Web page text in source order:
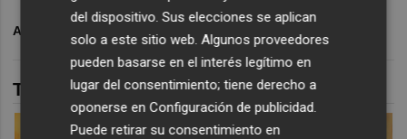
ARCHIVADO EN
TAMBIÉN TE PUEDE INTERESAR
del dispositivo. Sus elecciones se aplican
solo a este sitio web. Algunos proveedores
pueden basarse en el interés legítimo en
lugar del consentimiento; tiene derecho a
oponerse enConfiguración de publicidad
Puede retirar su consentimiento en